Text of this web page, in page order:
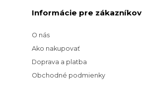
Informácie pre zákazníkov
O nás
Ako nakupovať
Doprava a platba
Obchodné podmienky